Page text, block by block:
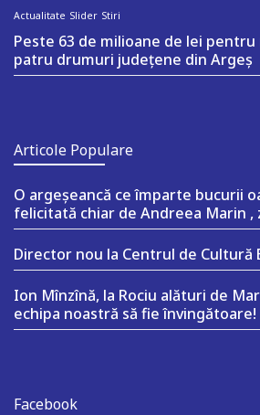
Actualitate Slider Stiri
Peste 63 de milioane de lei
patru drumuri județene din Argeș
Articole Populare
O argeşeancă ce împarte bucurii
felicitată chiar de Andreea Marin ,
Director nou la Centrul de Cultură
Ion Mînzînă, la Rociu alături de
echipa noastră să fie învingătoare!
Facebook